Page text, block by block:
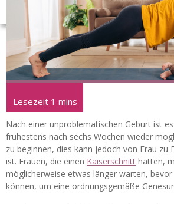
Nach einer unproblematischen Geburt ist
frühestens nach sechs Wochen wieder
zu beginnen, dies kann jedoch von Frau zu
ist. Frauen, die einen Kaiserschnitt hatten,
möglicherweise etwas länger warten,
können, um eine ordnungsgemäße